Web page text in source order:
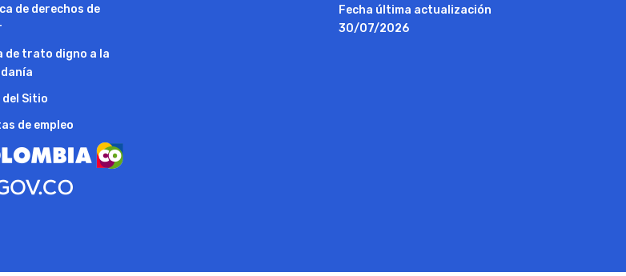
de derechos de
de trato digno a la
del Sitio
de empleo
Fecha última actualización
30/07/2026